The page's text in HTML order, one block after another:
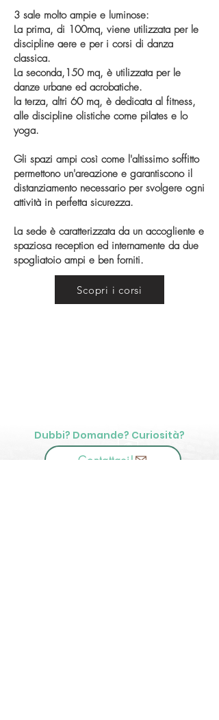
3 sale molto ampie e luminose:
La prima, di 100mq, viene utilizzata per le
discipline aere e per i corsi di danza
classica.
La seconda,150 mq, è utilizzata per le
danze urbane ed acrobatiche.
la terza, altri 60 mq, è dedicata al fitness,
alle discipline olistiche come pilates e lo
yoga.
Gli spazi ampi così come l'altissimo soffitto
permettono un'areazione e garantiscono il
distanziamento necessario per svolgere ogni
attività in perfetta sicurezza.
La sede è caratterizzata da un accogliente e
spaziosa reception ed internamente da due
spogliatoio ampi e ben forniti.
Scopri i corsi
Dubbi? Domande? Curiosità?
Contattaci!